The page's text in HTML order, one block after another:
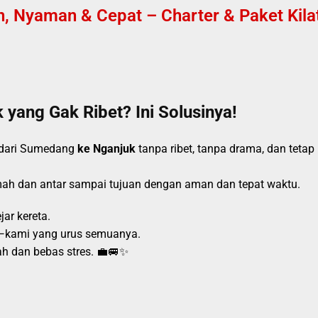
Nyaman & Cepat – Charter & Paket
Gak Ribet? Ini Solusinya!
Sumedang ke Nganjuk tanpa ribet, tanpa drama, dan tetap
dan antar sampai tujuan dengan aman dan tepat waktu.
kereta.
yang urus semuanya.
dan bebas stres. 💼🚐✨